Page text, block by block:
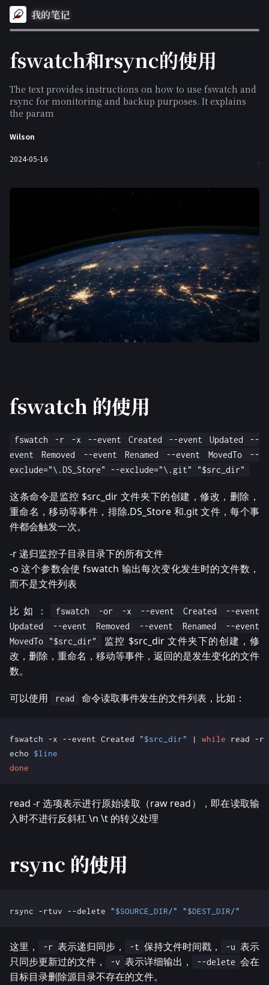
我的笔记
fswatch和rsync的使用
The text provides instructions on how to use fswatch and
rsync for monitoring and backup purposes. It explains
the param
Wilson
2024-05-16
fswatch 的使用
fswatch -r -x --event Created --event Updated --
event Removed --event Renamed --event MovedTo --
exclude="\.DS_Store" --exclude="\.git" "$src_dir"
这条命令是监控 $src_dir 文件夹下的创建，修改，删除，
重命名，移动等事件，排除.DS_Store 和.git 文件，每个事
件都会触发一次。
-r 递归监控子目录目录下的所有文件
-o 这个参数会使 fswatch 输出每次变化发生时的文件数，
而不是文件列表
比如：
fswatch -or -x --event Created --event
Updated --event Removed --event Renamed --event
MovedTo "$src_dir"
监控 $src_dir 文件夹下的创建，修
改，删除，重命名，移动等事件，返回的是发生变化的文件
数。
可以使用 read 命令读取事件发生的文件列表，比如：
fswatch -x --event Created "$src_dir" | while read -r
echo
$line
done
read -r 选项表示进行原始读取（raw read），即在读取输
入时不进行反斜杠 \n \t 的转义处理
rsync 的使用
rsync -rtuv --delete "$SOURCE_DIR/" "$DEST_DIR/"
这里， -r 表示递归同步， -t 保持文件时间戳， -u 表示
只同步更新过的文件，
-v 表示详细输出， --delete 会在
目标目录删除源目录不存在的文件。